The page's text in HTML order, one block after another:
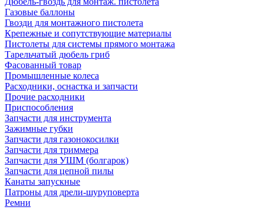
Газовые баллоны
Гвозди для монтажного пистолета
Крепежные и сопутствующие материалы
Пистолеты для системы прямого монтажа
Тарельчатый дюбель гриб
Фасованный товар
Промышленные колеса
Расходники, оснастка и запчасти
Прочие расходники
Приспособления
Запчасти для инструмента
Зажимные губки
Запчасти для газонокосилки
Запчасти для триммера
Запчасти для УШМ (болгарок)
Запчасти для цепной пилы
Канаты запускные
Патроны для дрели-шуруповерта
Ремни